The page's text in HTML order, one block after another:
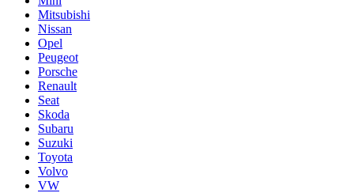
Mitsubishi
Nissan
Opel
Peugeot
Porsche
Renault
Seat
Skoda
Subaru
Suzuki
Toyota
Volvo
VW